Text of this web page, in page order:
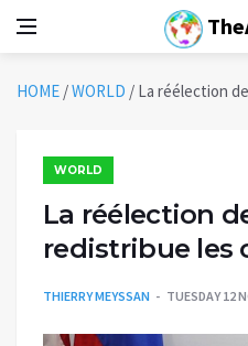
HOME /WORLD / La réélection
WORLD
La réélection
redistribue les
THIERRY MEYSSAN TUESDAY 12